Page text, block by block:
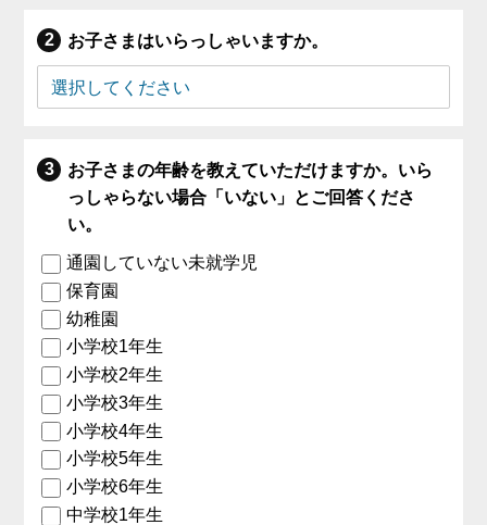
お子さまはいらっしゃいますか。
お子さまの年齢を教えていただけますか。いら
っしゃらない場合「いない」とご回答くださ
い。
通園していない未就学児
保育園
幼稚園
小学校1年生
小学校2年生
小学校3年生
小学校4年生
小学校5年生
小学校6年生
中学校1年生